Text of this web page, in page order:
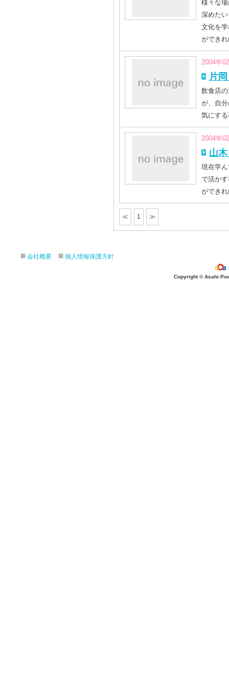
様々な
深めた
文化を
ができ
2004年
片
飲食店
が、自
気にす
2004年
山
現在学
で活か
ができ
≪ 1 ≫
会社概要 個人情報保護方針
Copyright © Asahi